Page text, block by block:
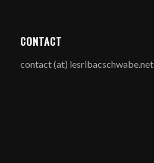
CONTACT
contact (at) lesribacschwabe.net